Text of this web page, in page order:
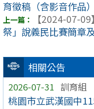
相關公告
2026-07-31 訓育組
桃園市立武漢國中
育徵稿（含影音作品
【2024-07-09】
祭」說義民比賽簡章